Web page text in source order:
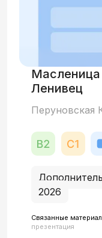
Масленица
Ленивец
Перуновская
2026
Связанные
презентация